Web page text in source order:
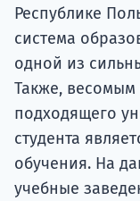
Республике
система
одной из
Также,
подходящего
студента
обучения. На
учебные